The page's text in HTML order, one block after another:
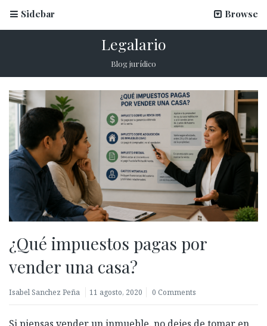
Sidebar Browse
Legalario
Blog jurídico
¿Qué impuestos pagas por
vender una casa?
Isabel Sanchez Peña 11 agosto, 2020 0 Comments